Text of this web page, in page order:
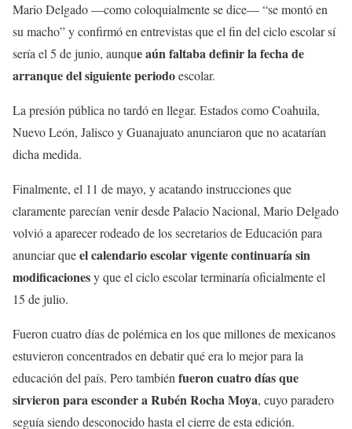
Mario Delgado —como coloquialmente se dice— “se montó en
su macho” y confirmó en entrevistas que el fin del ciclo escolar sí
sería el 5 de junio, aunque aún faltaba definir la fecha de
arranque del siguiente periodoescolar.
La presión pública no tardó en llegar. Estados como Coahuila,
Nuevo León, Jalisco y Guanajuato anunciaron que no acatarían
dicha medida.
Finalmente, el 11 de mayo, y acatando instrucciones que
claramente parecían venir desde Palacio Nacional, Mario Delgado
volvió a aparecer rodeado de los secretarios de Educación para
anunciar queel calendario escolar vigente continuaría sin
modificacionesy que el ciclo escolar terminaría oficialmente el
15 de julio.
Fueron cuatro días de polémica en los que millones de mexicanos
estuvieron concentrados en debatir qué era lo mejor para la
educación del país. Pero también fueron cuatro días que
sirvieron para esconder a Rubén Rocha Moya, cuyo paradero
seguía siendo desconocido hasta el cierre de esta edición.